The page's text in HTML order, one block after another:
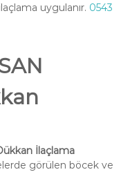
uygulanır. 0543
İlaçlama
görülen böcek ve